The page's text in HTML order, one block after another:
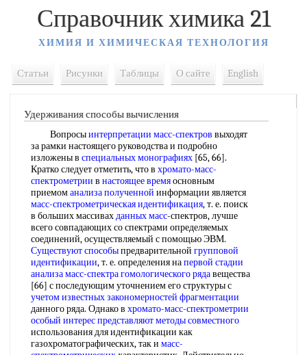
Справочник химика 21
ХИМИЯ И ХИМИЧЕСКАЯ ТЕХНОЛОГИЯ
Статьи Рисунки Таблицы О сайте English
Удерживания способы вычисления
Вопросыинтерпретации масс-спектров выходят
за рамки настоящего руководства и подробно
изложены в специальных монографиях [65, 66].
Кратко следует отметить, что в хромато-масс-
спектрометрии в настоящее времяосновным
приемоманализа полученной информации является
масс-спектрометрическая идентификация, т. е. поиск
в больших массивахданных масс-спектров, лучше
всего совпадающих со спектрами определяемых
соединений, осуществляемый с помощью ЭВМ.
Существуют способыпредварительной групповой
идентификации, т. е. определения напервой стадии
анализамасс-спектрагомологического рядавещества
[66] с последующим уточнением его структуры с
учетом известныхзакономерностей фрагментации
данного ряда. Однако в хромато-масс-спектрометрии
особый интерес представляютметоды совместного
использования для идентификации как
газохроматографических, так и масс-